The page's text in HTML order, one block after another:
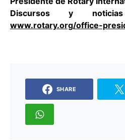
Discursos y
www.rotary.org/office-
SHARE